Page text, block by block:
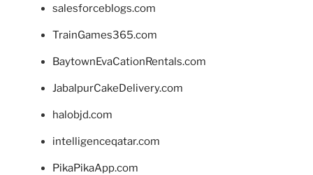
salesforceblogs.com
TrainGames365.com
BaytownEvaCationRentals.com
JabalpurCakeDelivery.com
halobjd.com
intelligenceqatar.com
PikaPikaApp.com